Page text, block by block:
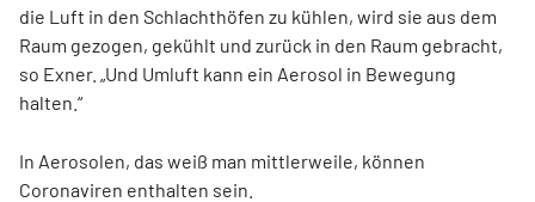
die Luft in den Schlachthöfen zu kühlen, wird sie aus dem
Raum gezogen, gekühlt und zurück in den Raum gebracht,
so Exner. „Und Umluft kann ein Aerosol in Bewegung
halten.“
In Aerosolen, das weiß man mittlerweile, können
Coronaviren enthalten sein.